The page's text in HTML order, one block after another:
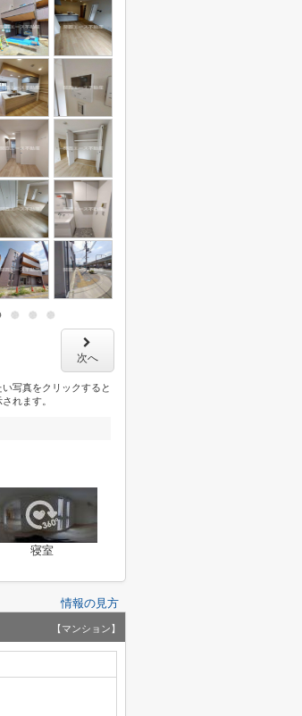
次へ
写真をクリックすると
れます。
寝室
情報の見方
【マンション】